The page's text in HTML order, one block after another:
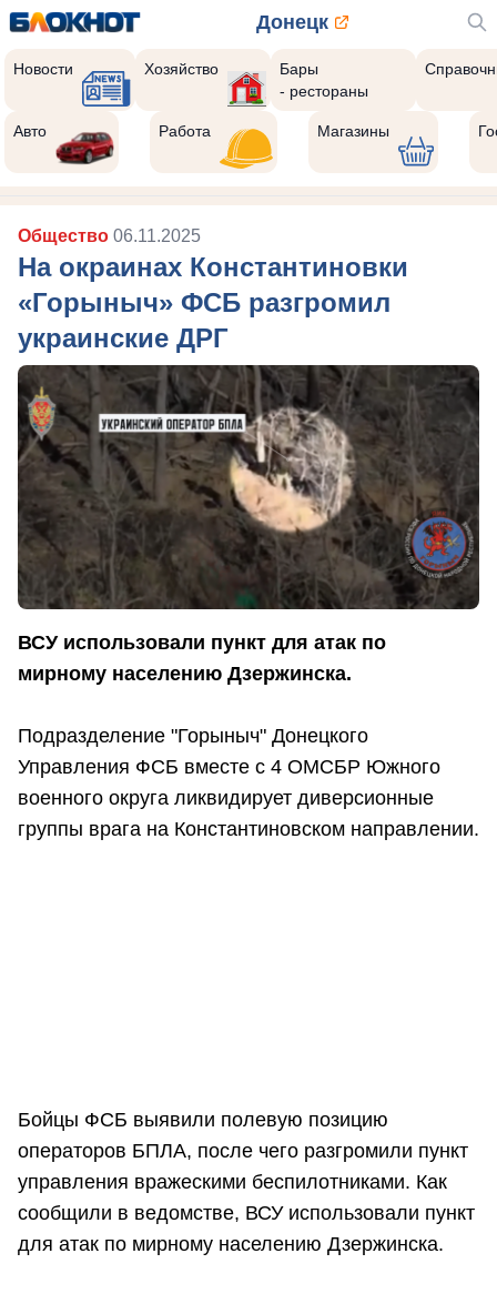
Донецк
Новости Хозяйство
Бары
- рестораны
Авто Работа Магазины
Общество 06.11.2025
На окраинах Константиновки
«Горыныч» ФСБ разгромил
украинские ДРГ
ВСУ использовали пункт для атак по
мирному населению Дзержинска.
Подразделение "Горыныч" Донецкого
Управления ФСБ вместе с 4 ОМСБР Южного
военного округа ликвидирует диверсионные
группы врага на Константиновском направлении.
Бойцы ФСБ выявили полевую позицию
операторов БПЛА, после чего разгромили пункт
управления вражескими беспилотниками. Как
сообщили в ведомстве, ВСУ использовали пункт
для атак по мирному населению Дзержинска.